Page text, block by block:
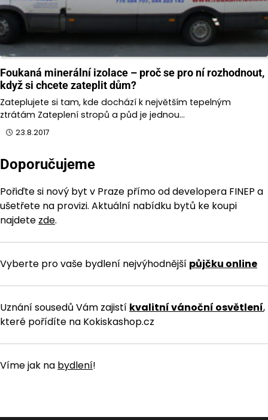
Foukaná minerální izolace – proč se pro ní rozhodnout,
když si chcete zateplit dům?
Zateplujete si tam, kde dochází k největším tepelným
ztrátám Zateplení stropů a půd je jednou…
23.8.2017
Doporučujeme
Pořiďte si nový byt v Praze přímo od developera FINEP a
ušetřete na provizi. Aktuální nabídku bytů ke koupi
najdete zde.
Vyberte pro vaše bydlení nejvýhodnější půjčku online
Uznání sousedů Vám zajistí kvalitní vánoční osvětlení,
které pořídíte na Kokiskashop.cz
Víme jak na bydlení!